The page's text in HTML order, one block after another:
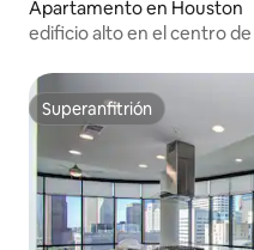
Apartamento en Houston
edificio alto en el centro
Superanfitrión
Superanfitrión